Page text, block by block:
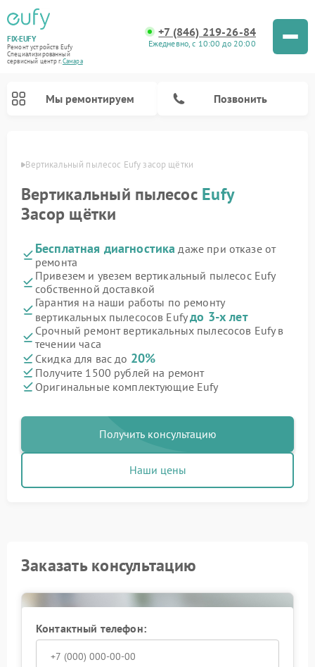
FIX-EUFY
Ремонт устройств Eufy
Специализированный
cервисный центр г.Самара
+7 (846) 219-26-84
Ежедневно, с 10:00 до 20:00
Мы ремонтируем Позвонить
Вертикальный пылесос Eufy засор щётки
Вертикальный пылесос Eufy
Засор щётки
Бесплатная диагностика даже при отказе от
ремонта
Привезем и увезем вертикальный пылесос Eufy
собственной доставкой
Гарантия на наши работы по ремонту
вертикальных пылесосов Eufyдо 3-х лет
Срочный ремонт вертикальных пылесосов Eufy в
течении часа
Скидка для вас до 20%
Получите 1500 рублей на ремонт
Оригинальные комплектующие Eufy
Получить консультацию
Наши цены
Заказать консультацию
Контактный телефон: